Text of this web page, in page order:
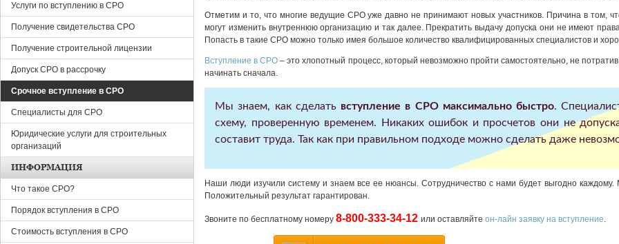
Отметим и то, что многие ведущие СРО уже давно не принимают новых участников. Причина в том,
могут изменить внутреннюю организацию и так далее. Прекратить выдачу допуска они не имеют
Попасть в такие СРО можно только имея большое количество квалифицированных специалистов и
Вступление в СРО – это хлопотный процесс, который невозможно пройти самостоятельно, не
начинать сначала.
Мы знаем, как сделать вступление в СРО максимально быстро.
схему, проверенную временем. Никаких ошибок и просчетов они не
составит труда. Так как при правильном подходе можно сделать даже
Наши люди изучили систему и знаем все ее нюансы. Сотрудничество с нами будет выгодно
Положительный результат гарантирован.
Звоните по бесплатному номеру8-800-333-34-12 или оставляйтеон-лайн заявку на вступление.
Услуги по вступлению в СРО
Получение свидетельства СРО
Получение строительной лицензии
Допуск СРО в рассрочку
Срочное вступление в СРО
Специалисты для СРО
Юридические услуги для строительных
организаций
ИНФОРМАЦИЯ
Что такое СРО?
Порядок вступления в СРО
Стоимость вступления в СРО